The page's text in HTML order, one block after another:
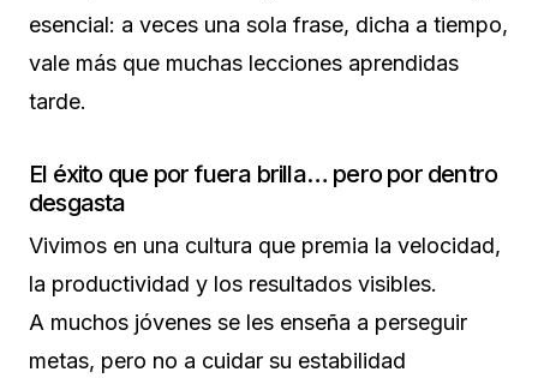
esencial: a veces una sola frase, dicha a tiempo,
vale más que muchas lecciones aprendidas
tarde.
El éxito que por fuera brilla… pero por dentro
desgasta
Vivimos en una cultura que premia la velocidad,
la productividad y los resultados visibles.
A muchos jóvenes se les enseña a perseguir
metas, pero no a cuidar su estabilidad